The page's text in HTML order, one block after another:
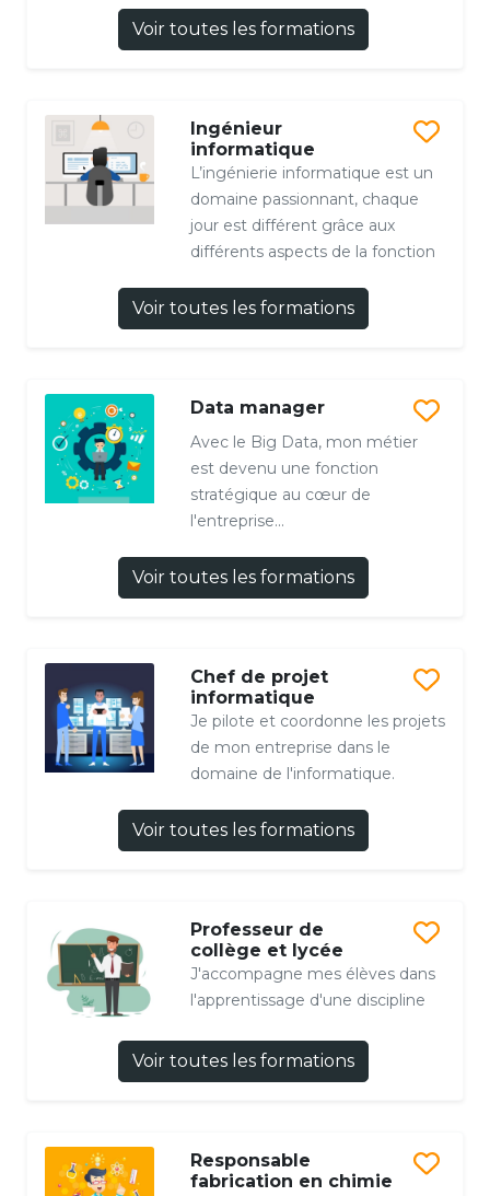
Voir toutes les formations
Ingénieur
informatique
L’ingénierie informatique est un
domaine passionnant, chaque
jour est différent grâce aux
différents aspects de la fonction
Voir toutes les formations
Data manager
Avec le Big Data, mon métier
est devenu une fonction
stratégique au cœur de
l'entreprise...
Voir toutes les formations
Chef de projet
informatique
Je pilote et coordonne les projets
de mon entreprise dans le
domaine de l'informatique.
Voir toutes les formations
Professeur de
collège et lycée
J'accompagne mes élèves dans
l'apprentissage d'une discipline
Voir toutes les formations
Responsable
fabrication en chimie